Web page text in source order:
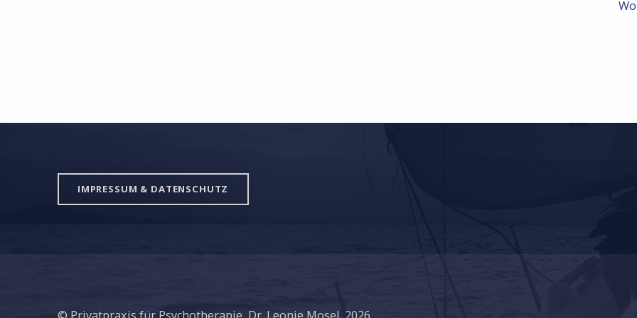
IMPRESSUM & DATENSCHUTZ